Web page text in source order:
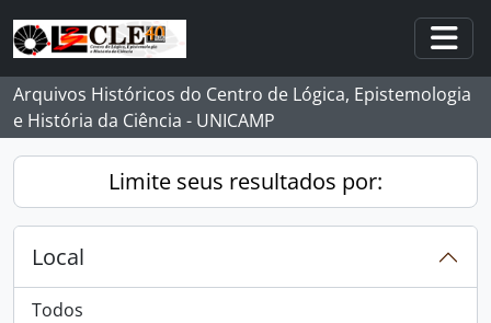
Skip to main content
Arquivos Históricos do Centro de Lógica, Epistemologia
e História da Ciência - UNICAMP
Limite seus resultados por:
Local
Todos